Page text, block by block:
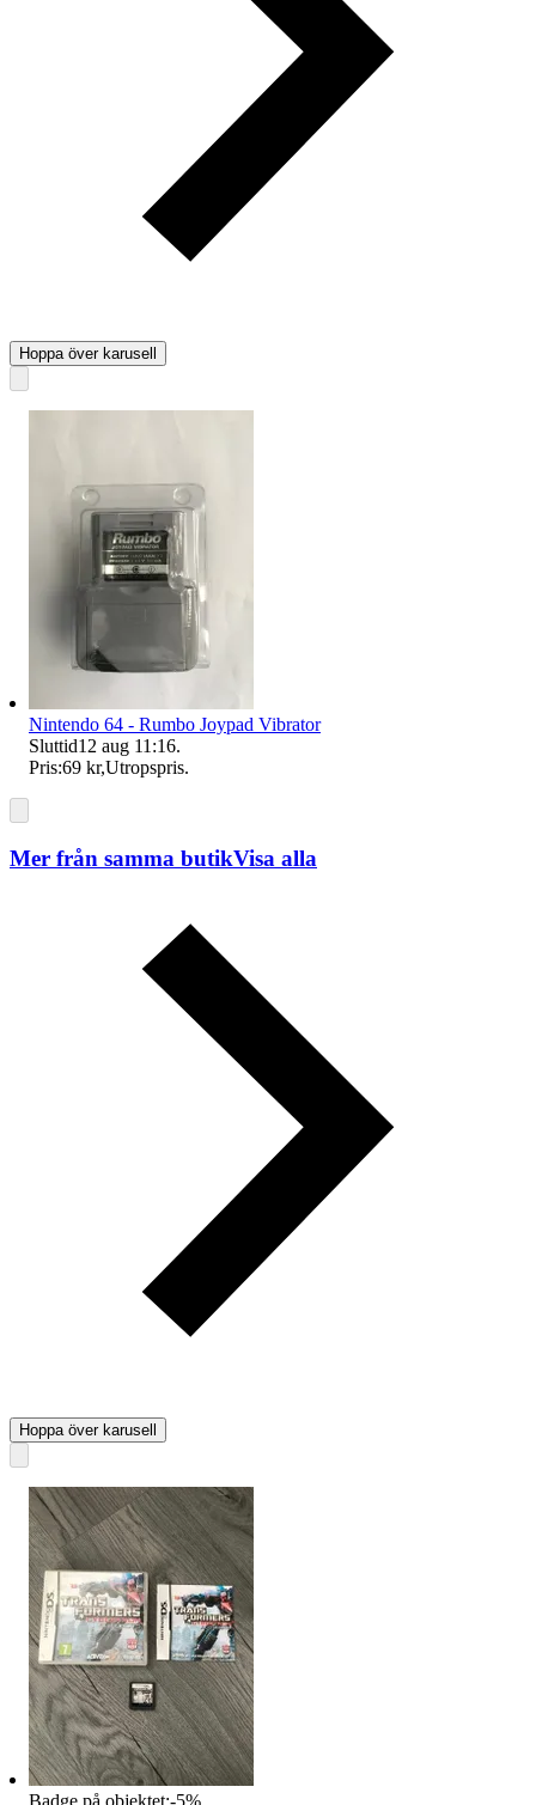
Hoppa över karusell
Nintendo 64 - Rumbo Joypad Vibrator
Sluttid12 aug 11:16.
Pris:69 kr,Utropspris.
Mer från samma butikVisa alla
Hoppa över karusell
Badge på objektet:-5%